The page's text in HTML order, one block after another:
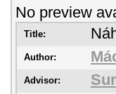
No preview
Title:
Author:
Advisor: